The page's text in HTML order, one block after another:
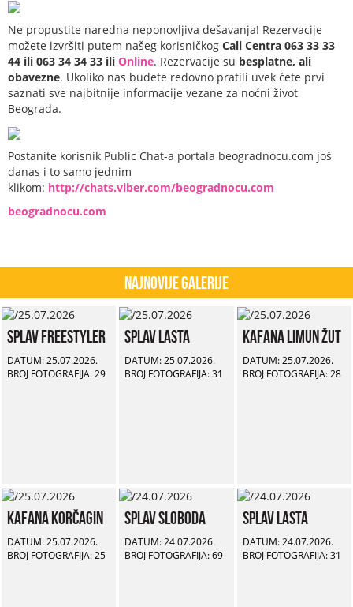
Ne propustite naredna neponovljiva dešavanja! Rezervacije
možete izvršiti putem našeg korisničkog Call Centra 063 33 33
44 ili 063 34 34 33 ili Online. Rezervacije su besplatne, ali
obavezne. Ukoliko nas budete redovno pratili uvek ćete prvi
saznati sve najbitnije informacije vezane za noćni život
Beograda.
Postanite korisnik Public Chat-a portala beogradnocu.com još
danas i to samo jednim
klikom: http://chats.viber.com/beogradnocu.com
beogradnocu.com
Najnovije Galerije
Splav Freestyler
DATUM: 25.07.2026.
BROJ FOTOGRAFIJA: 29
Splav Lasta
DATUM: 25.07.2026.
BROJ FOTOGRAFIJA: 31
Kafana Limun Žut
DATUM: 25.07.2026.
BROJ FOTOGRAFIJA: 28
Kafana Korčagin
DATUM: 25.07.2026.
BROJ FOTOGRAFIJA: 25
Splav Sloboda
DATUM: 24.07.2026.
BROJ FOTOGRAFIJA: 69
Splav Lasta
DATUM: 24.07.2026.
BROJ FOTOGRAFIJA: 31